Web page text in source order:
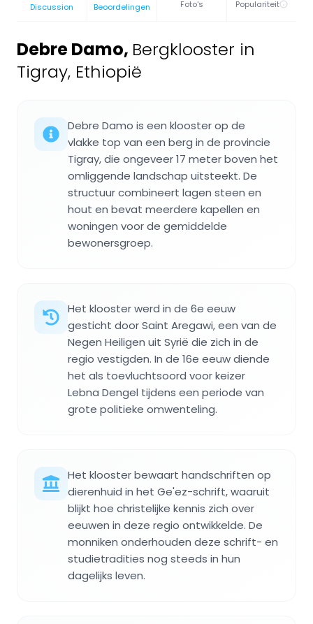
Discussion Beoordelingen Foto's Populariteit
Debre Damo, Bergklooster in
Tigray, Ethiopië
Debre Damo is een klooster op de
vlakke top van een berg in de provincie
Tigray, die ongeveer 17 meter boven het
omliggende landschap uitsteekt. De
structuur combineert lagen steen en
hout en bevat meerdere kapellen en
woningen voor de gemiddelde
bewonersgroep.
Het klooster werd in de 6e eeuw
gesticht door Saint Aregawi, een van de
Negen Heiligen uit Syrië die zich in de
regio vestigden. In de 16e eeuw diende
het als toevluchtsoord voor keizer
Lebna Dengel tijdens een periode van
grote politieke omwenteling.
Het klooster bewaart handschriften op
dierenhuid in het Ge'ez-schrift, waaruit
blijkt hoe christelijke kennis zich over
eeuwen in deze regio ontwikkelde. De
monniken onderhouden deze schrift- en
studietradities nog steeds in hun
dagelijks leven.